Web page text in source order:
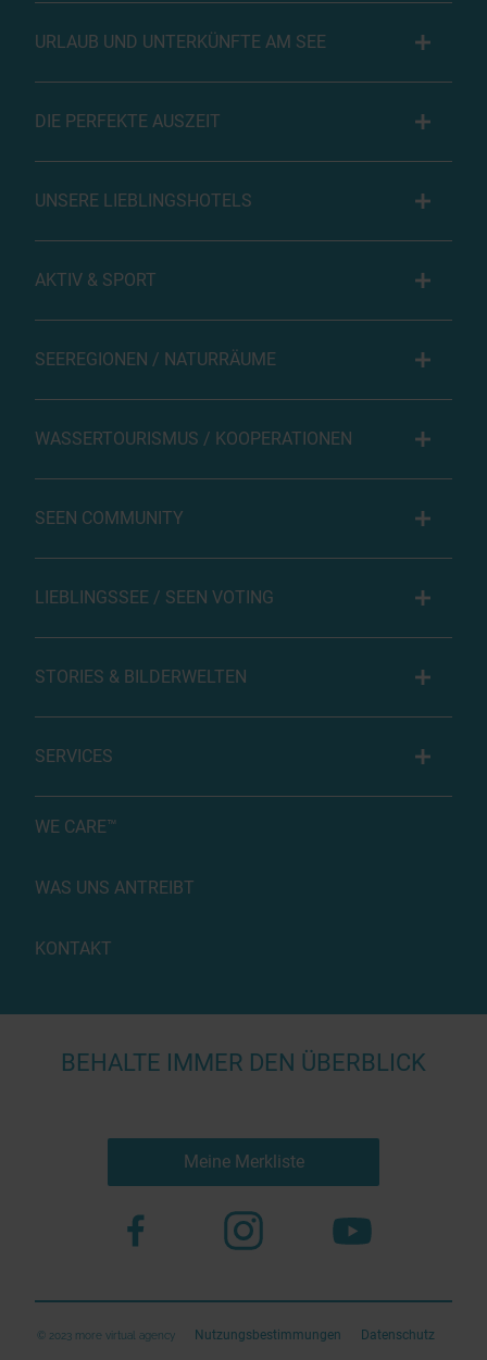
URLAUB UND UNTERKÜNFTE AM SEE
DIE PERFEKTE AUSZEIT
UNSERE LIEBLINGSHOTELS
AKTIV & SPORT
SEEREGIONEN / NATURRÄUME
WASSERTOURISMUS / KOOPERATIONEN
SEEN COMMUNITY
LIEBLINGSSEE / SEEN VOTING
STORIES & BILDERWELTEN
SERVICES
WE CARE™
WAS UNS ANTREIBT
KONTAKT
BEHALTE IMMER DEN ÜBERBLICK
Meine Merkliste
© 2023 more virtual agency Nutzungsbestimmungen Datenschutz